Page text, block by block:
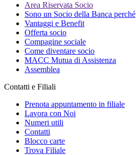
Area Riservata Socio
Sono un Socio della Banca perché
Vantaggi e Benefit
Offerta socio
Compagine sociale
Come diventare socio
MACC Mutua di Assistenza
Assemblea
Contatti e Filiali
Prenota appuntamento in filiale
Lavora con Noi
Numeri utili
Contatti
Blocco carte
Trova Filiale